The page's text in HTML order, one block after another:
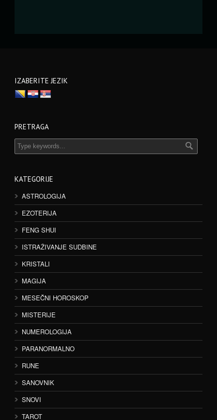
IZABERITE JEZIK
PRETRAGA
KATEGORIJE
ASTROLOGIJA
EZOTERIJA
FENG SHUI
ISTRAŽIVANJE SUDBINE
KRISTALI
MAGIJA
MESEČNI HOROSKOP
MISTERIJE
NUMEROLOGIJA
PARANORMALNO
RUNE
SANOVNIK
SNOVI
TAROT